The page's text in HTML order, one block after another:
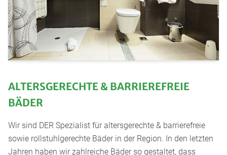
ALTERSGERECHTE & BARRIEREFREIE
BÄDER
Wir sind DER Spezialist für altersgerechte & barrierefreie
sowie rollstuhlgerechte Bäder in der Region. In den letzten
Jahren haben wir zahlreiche Bäder so gestaltet, dass